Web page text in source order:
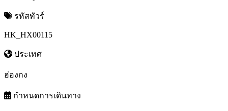
รหัสทัวร์
HK_HX00115
ประเทศ
ฮ่องกง
กำหนดการเดินทาง